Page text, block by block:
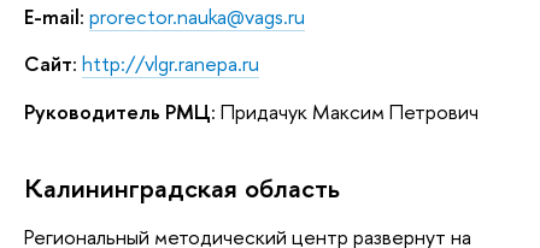
E-mail: prorector.nauka@vags.ru
Сайт: http://vlgr.ranepa.ru
Руководитель РМЦ: Придачук Максим Петрович
Калининградская область
Региональный методический центр развернут на